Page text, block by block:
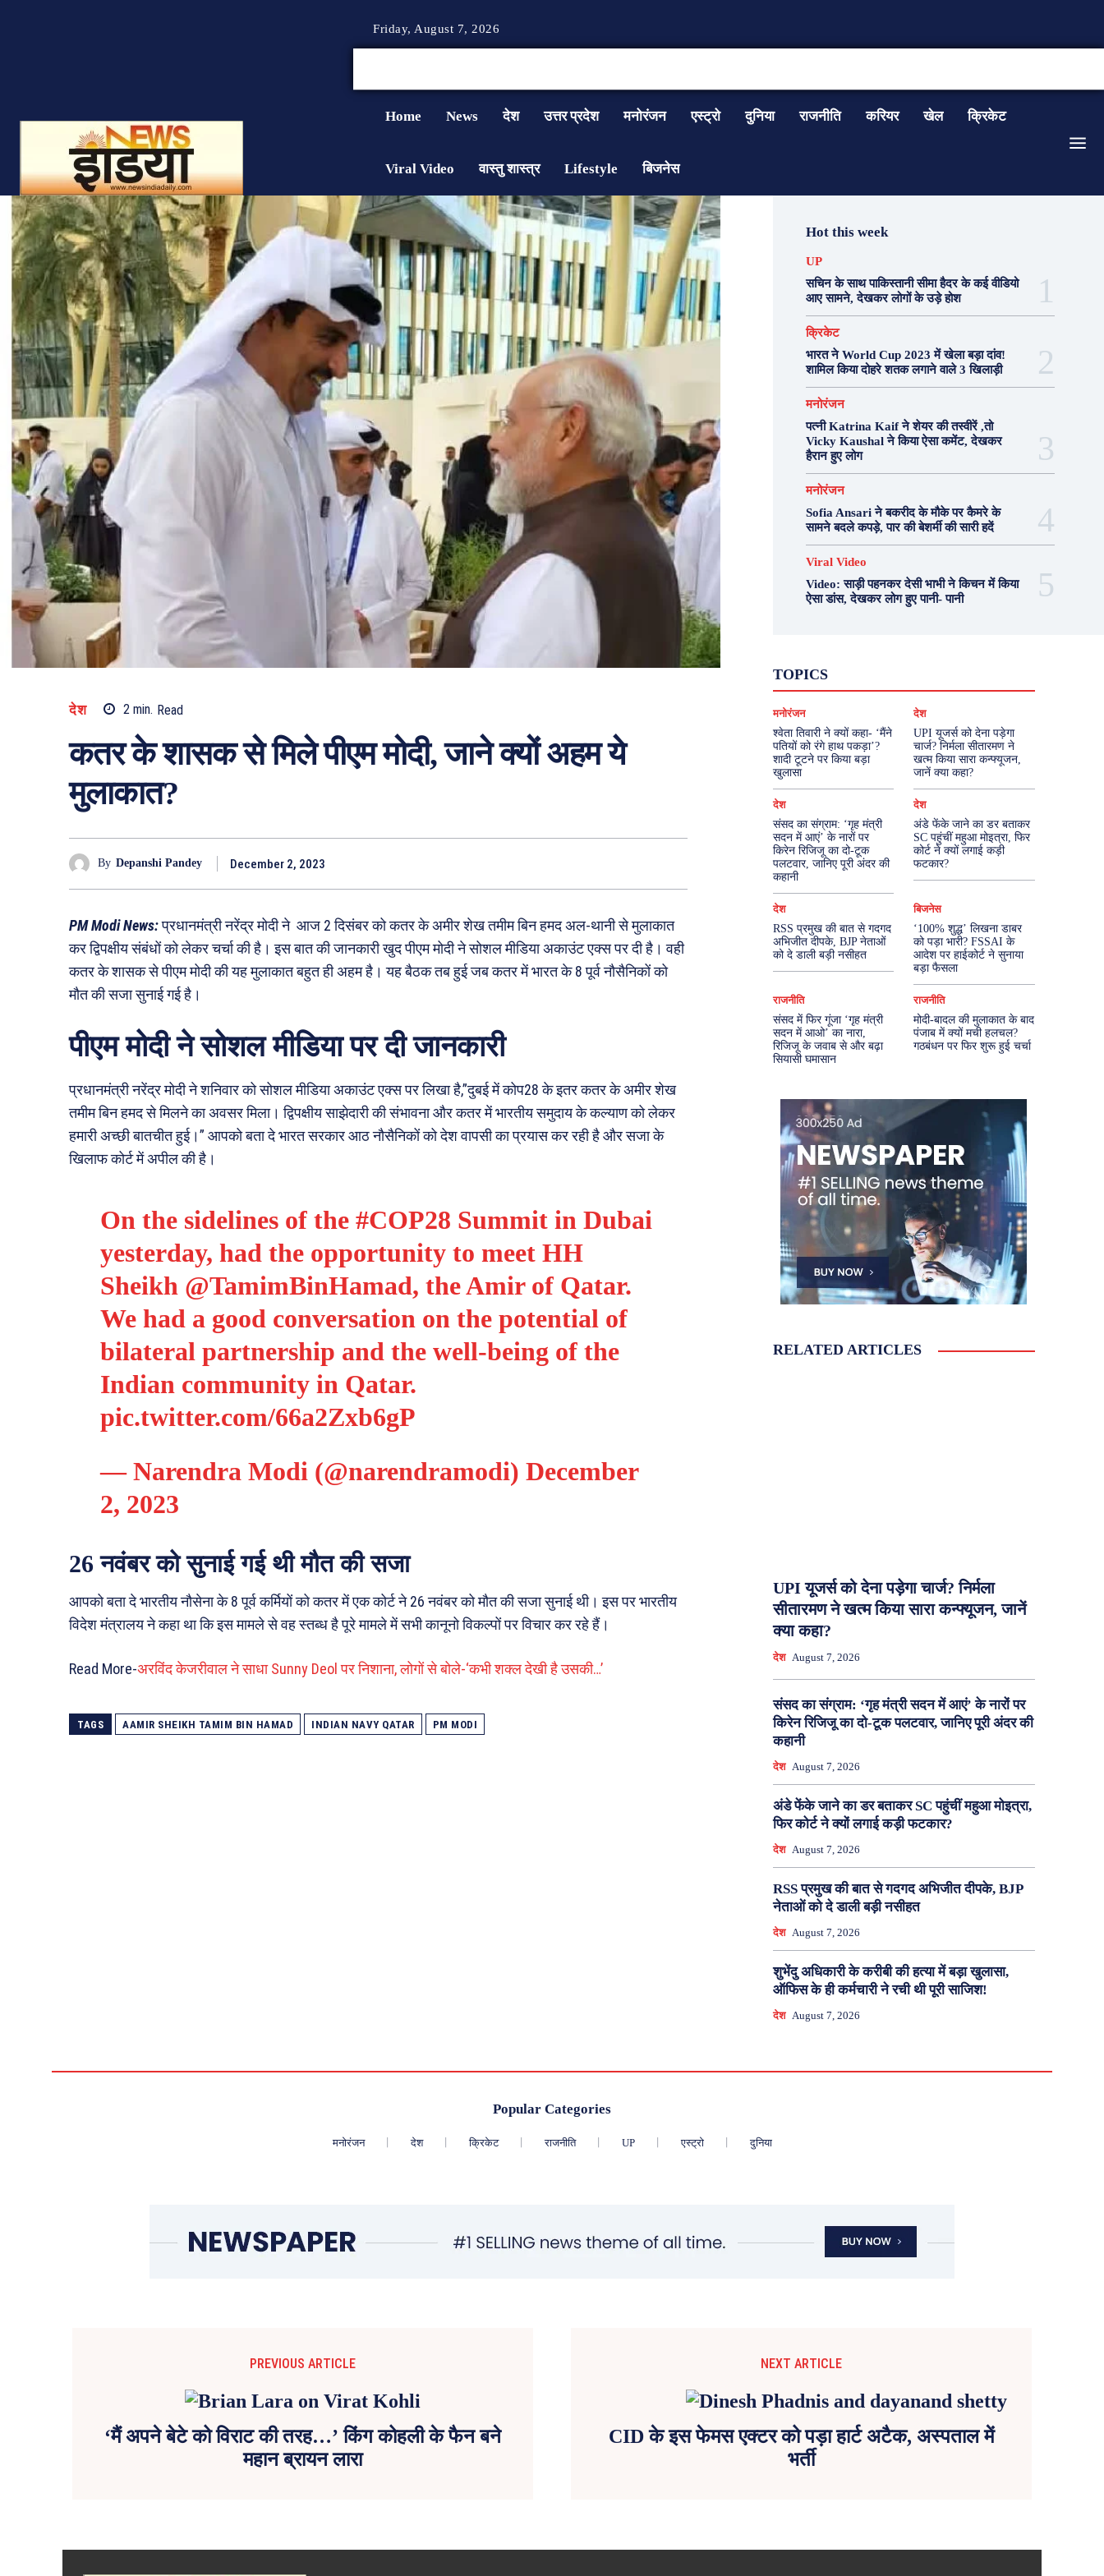
Friday, August 7, 2026
Home News देश उत्तर प्रदेश मनोरंजन एस्ट्रो दुनिया राजनीति करियर खेल क्रिकेट
Viral Video वास्तु शास्त्र Lifestyle बिजनेस
देश 2 min. Read
कतर के शासक से मिले पीएम मोदी, जाने क्यों अहम ये
मुलाकात?
By Depanshi Pandey December 2, 2023
PM Modi News:प्रधानमंत्री नरेंद्र मोदी ने ‌ आज 2 दिसंबर को कतर के अमीर शेख तमीम बिन हमद अल-थानी से मुलाकात
कर द्विपक्षीय संबंधों को लेकर चर्चा की है। इस बात की जानकारी खुद पीएम मोदी ने सोशल मीडिया अकाउंट एक्स पर दी है। वही
कतर के शासक से पीएम मोदी की यह मुलाकात बहुत ही अहम है। यह बैठक तब हुई जब कतर में भारत के 8 पूर्व नौसैनिकों को
मौत की सजा सुनाई गई है।
पीएम मोदी ने सोशल मीडिया पर दी जानकारी
प्रधानमंत्री नरेंद्र मोदी ने शनिवार को सोशल मीडिया अकाउंट एक्स पर लिखा है,”दुबई में कोप28 के इतर कतर के अमीर शेख
तमीम बिन हमद से मिलने का अवसर मिला। द्विपक्षीय साझेदारी की संभावना और कतर में भारतीय समुदाय के कल्याण को लेकर
हमारी अच्छी बातचीत हुई।” आपको बता दे भारत सरकार आठ नौसैनिकों को देश वापसी का प्रयास कर रही है और सजा के
खिलाफ कोर्ट में अपील की है।
On the sidelines of the #COP28 Summit in Dubai
yesterday, had the opportunity to meet HH
Sheikh @TamimBinHamad, the Amir of Qatar.
We had a good conversation on the potential of
bilateral partnership and the well-being of the
Indian community in Qatar.
pic.twitter.com/66a2Zxb6gP
— Narendra Modi (@narendramodi) December
2, 2023
26 नवंबर को सुनाई गई थी मौत की सजा
आपको बता दे भारतीय नौसेना के 8 पूर्व कर्मियों को कतर में एक कोर्ट ने 26 नवंबर को मौत की सजा सुनाई थी। इस पर भारतीय
विदेश मंत्रालय ने कहा था कि इस मामले से वह स्तब्ध है पूरे मामले में सभी कानूनो विकल्पों पर विचार कर रहे हैं।
Read More-अरविंद केजरीवाल ने साधा Sunny Deol पर निशाना, लोगों से बोले-‘कभी शक्ल देखी है उसकी…’
TAGS AAMIR SHEIKH TAMIM BIN HAMAD INDIAN NAVY QATAR PM MODI
Hot this week
UP
सचिन के साथ पाकिस्तानी सीमा हैदर के कई वीडियो
आए सामने, देखकर लोगों के उड़े होश
क्रिकेट
भारत ने World Cup 2023 में खेला बड़ा दांव!
शामिल किया दोहरे शतक लगाने वाले 3 खिलाड़ी
मनोरंजन
पत्नी Katrina Kaif ने शेयर की तस्वीरें ,तो
Vicky Kaushal ने किया ऐसा कमेंट, देखकर
हैरान हुए लोग
मनोरंजन
Sofia Ansari ने बकरीद के मौके पर कैमरे के
सामने बदले कपड़े, पार की बेशर्मी की सारी हदें
Viral Video
Video: साड़ी पहनकर देसी भाभी ने किचन में किया
ऐसा डांस, देखकर लोग हुए पानी- पानी
TOPICS
दुनिया
मनोरंजन
राजनीति वास्तु शास्त्र
More
मनोरंजन
श्वेता तिवारी ने क्यों कहा- ‘मैंने
पतियों को रंगे हाथ पकड़ा’?
शादी टूटने पर किया बड़ा
खुलासा
देश
UPI यूजर्स को देना पड़ेगा
चार्ज? निर्मला सीतारमण ने
खत्म किया सारा कन्फ्यूजन,
जानें क्या कहा?
देश
संसद का संग्राम: ‘गृह मंत्री
सदन में आएं’ के नारों पर
किरेन रिजिजू का दो-टूक
पलटवार, जानिए पूरी अंदर की
कहानी
देश
अंडे फेंके जाने का डर बताकर
SC पहुंचीं महुआ मोइत्रा, फिर
कोर्ट ने क्यों लगाई कड़ी
फटकार?
देश
RSS प्रमुख की बात से गदगद
अभिजीत दीपके, BJP नेताओं
को दे डाली बड़ी नसीहत
बिजनेस
‘100% शुद्ध’ लिखना डाबर
को पड़ा भारी? FSSAI के
आदेश पर हाईकोर्ट ने सुनाया
बड़ा फैसला
राजनीति
संसद में फिर गूंजा ‘गृह मंत्री
सदन में आओ’ का नारा,
रिजिजू के जवाब से और बढ़ा
सियासी घमासान
राजनीति
मोदी-बादल की मुलाकात के बाद
पंजाब में क्यों मची हलचल?
गठबंधन पर फिर शुरू हुई चर्चा
RELATED ARTICLES
UPI यूजर्स को देना पड़ेगा चार्ज? निर्मला
सीतारमण ने खत्म किया सारा कन्फ्यूजन, जानें
क्या कहा?
देश August 7, 2026
संसद का संग्राम: ‘गृह मंत्री सदन में आएं’ के नारों पर
किरेन रिजिजू का दो-टूक पलटवार, जानिए पूरी अंदर की
कहानी
देश August 7, 2026
अंडे फेंके जाने का डर बताकर SC पहुंचीं महुआ मोइत्रा,
फिर कोर्ट ने क्यों लगाई कड़ी फटकार?
देश August 7, 2026
RSS प्रमुख की बात से गदगद अभिजीत दीपके, BJP
नेताओं को दे डाली बड़ी नसीहत
देश August 7, 2026
शुभेंदु अधिकारी के करीबी की हत्या में बड़ा खुलासा,
ऑफिस के ही कर्मचारी ने रची थी पूरी साजिश!
देश August 7, 2026
Popular Categories
मनोरंजन देश क्रिकेट राजनीति UP एस्ट्रो दुनिया
PREVIOUS ARTICLE
‘मैं अपने बेटे को विराट की तरह…’ किंग कोहली के फैन बने
महान ब्रायन लारा
NEXT ARTICLE
CID के इस फेमस एक्टर को पड़ा हार्ट अटैक, अस्पताल में
भर्ती